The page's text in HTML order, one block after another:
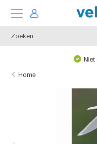
Niet
Home